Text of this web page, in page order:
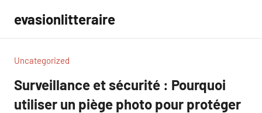
contenu
evasionlitteraire
Uncategorized
Surveillance et sécurité : Pourquoi
utiliser un piège photo pour protéger